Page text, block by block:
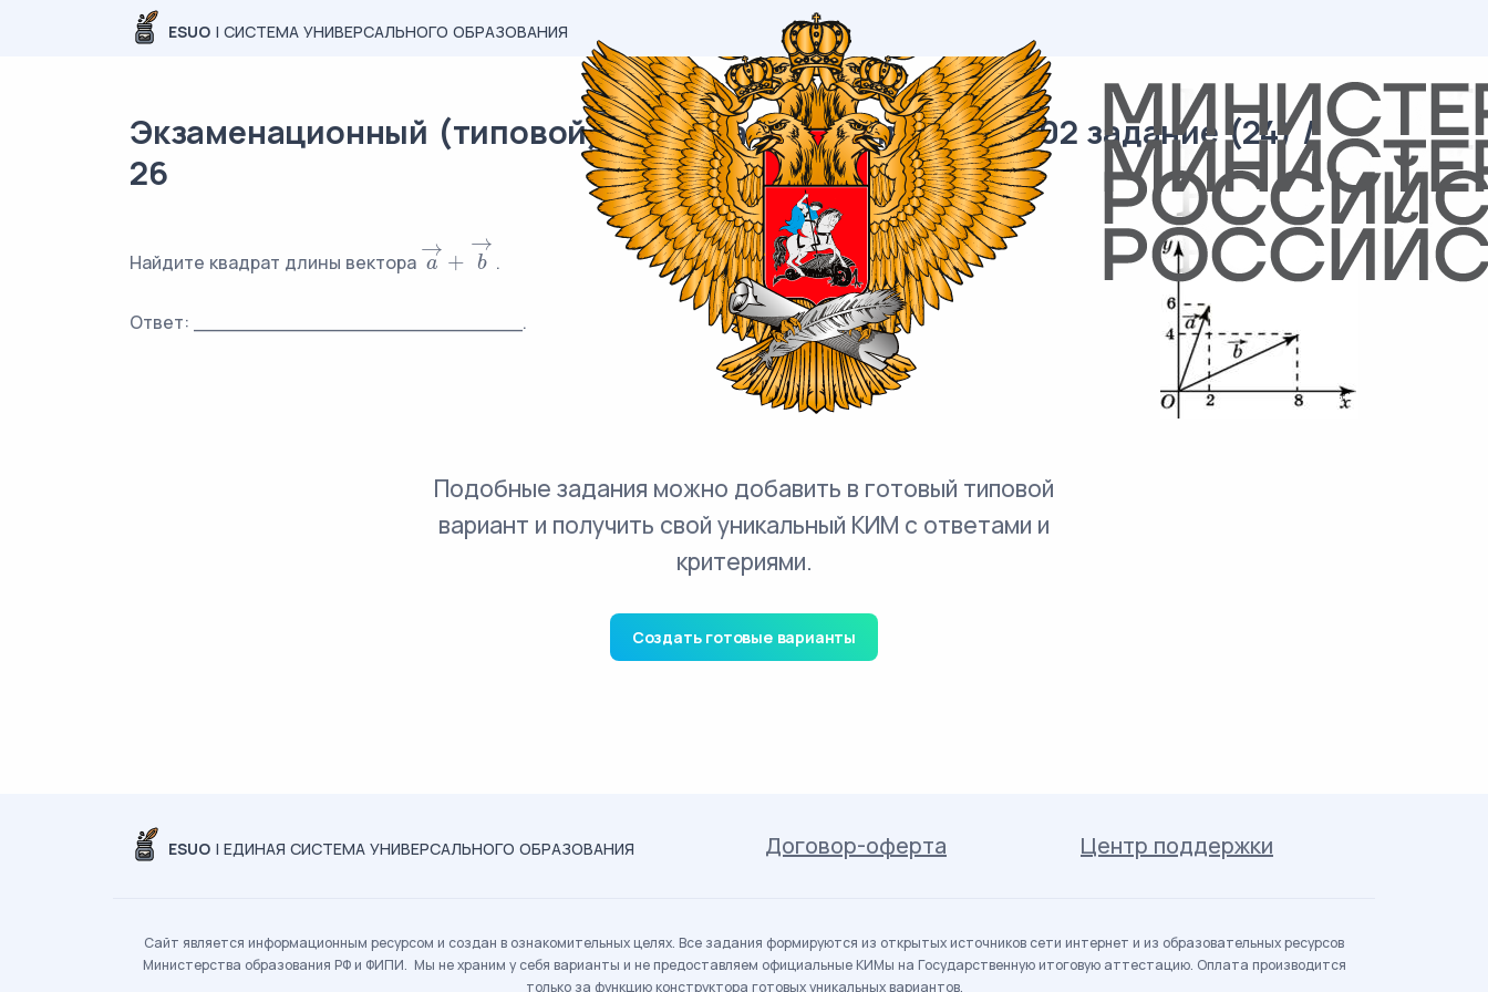
ESUO | СИСТЕМА УНИВЕРСАЛЬНОГО ОБРАЗОВАНИЯ
Экзаменационный (типовой) материал ЕГЭ / профиль / 02 задание (24) /
26
Найдите квадрат длины вектора a
→
+ b
→
a→ +b → .
Ответ: ___________________________.
Подобные задания можно добавить в готовый типовой
вариант и получить свой уникальный КИМ с ответами и
критериями.
Создать готовые варианты
ESUO | ЕДИНАЯ СИСТЕМА УНИВЕРСАЛЬНОГО ОБРАЗОВАНИЯ Договор-оферта Центр поддержки
Сайт является информационным ресурсом и создан в ознакомительных целях. Все задания формируются из открытых источников сети интернет и из образовательных ресурсов
Министерства образования РФ и ФИПИ. Мы не храним у себя варианты и не предоставляем официальные КИМы на Государственную итоговую аттестацию. Оплата производится
только за функцию конструктора готовых уникальных вариантов.